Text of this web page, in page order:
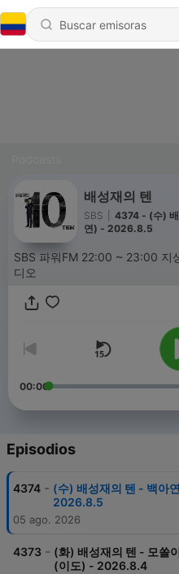
배성재의 텐
SBS
4374 - (수) 배
연) - 2026.8.5
SBS 파워FM 22:00 ~ 23:00 지
디오
00:00
Episodios
4374 - (수) 배성재의 텐 - 백아
2026.8.5
05 ago. 2026
4373 - (화) 배성재의 텐 - 모쏠
(이도) - 2026.8.4